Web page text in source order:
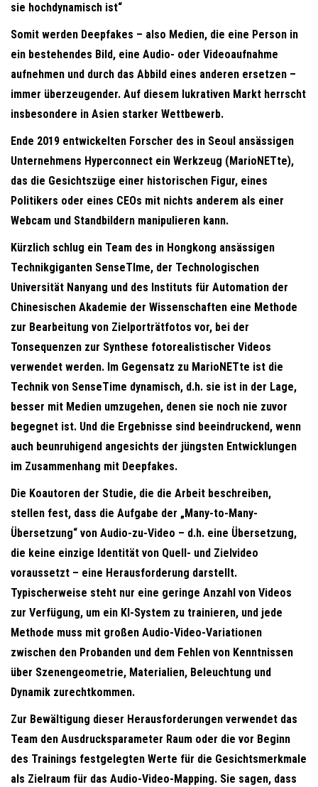
sie hochdynamisch ist“
Somit werden Deepfakes – also Medien, die eine Person in
ein bestehendes Bild, eine Audio- oder Videoaufnahme
aufnehmen und durch das Abbild eines anderen ersetzen –
immer überzeugender. Auf diesem lukrativen Markt herrscht
insbesondere in Asien starker Wettbewerb.
Ende 2019 entwickelten Forscher des in Seoul ansässigen
Unternehmens Hyperconnect ein Werkzeug (MarioNETte),
das die Gesichtszüge einer historischen Figur, eines
Politikers oder eines CEOs mit nichts anderem als einer
Webcam und Standbildern manipulieren kann.
Kürzlich schlug ein Team des in Hongkong ansässigen
Technikgiganten SenseTIme, der Technologischen
Universität Nanyang und des Instituts für Automation der
Chinesischen Akademie der Wissenschaften eine Methode
zur Bearbeitung von Zielporträtfotos vor, bei der
Tonsequenzen zur Synthese fotorealistischer Videos
verwendet werden. Im Gegensatz zu MarioNETte ist die
Technik von SenseTime dynamisch, d.h. sie ist in der Lage,
besser mit Medien umzugehen, denen sie noch nie zuvor
begegnet ist. Und die Ergebnisse sind beeindruckend, wenn
auch beunruhigend angesichts der jüngsten Entwicklungen
im Zusammenhang mit Deepfakes.
Die Koautoren der Studie, die die Arbeit beschreiben,
stellen fest, dass die Aufgabe der „Many-to-Many-
Übersetzung“ von Audio-zu-Video – d.h. eine Übersetzung,
die keine einzige Identität von Quell- und Zielvideo
voraussetzt – eine Herausforderung darstellt.
Typischerweise steht nur eine geringe Anzahl von Videos
zur Verfügung, um ein KI-System zu trainieren, und jede
Methode muss mit großen Audio-Video-Variationen
zwischen den Probanden und dem Fehlen von Kenntnissen
über Szenengeometrie, Materialien, Beleuchtung und
Dynamik zurechtkommen.
Zur Bewältigung dieser Herausforderungen verwendet das
Team den Ausdrucksparameter Raum oder die vor Beginn
des Trainings festgelegten Werte für die Gesichtsmerkmale
als Zielraum für das Audio-Video-Mapping. Sie sagen, dass